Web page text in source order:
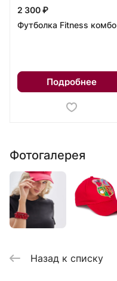
2 300 ₽
Футболка Fitness комбо
Подробнее
Фотогалерея
Назад к списку